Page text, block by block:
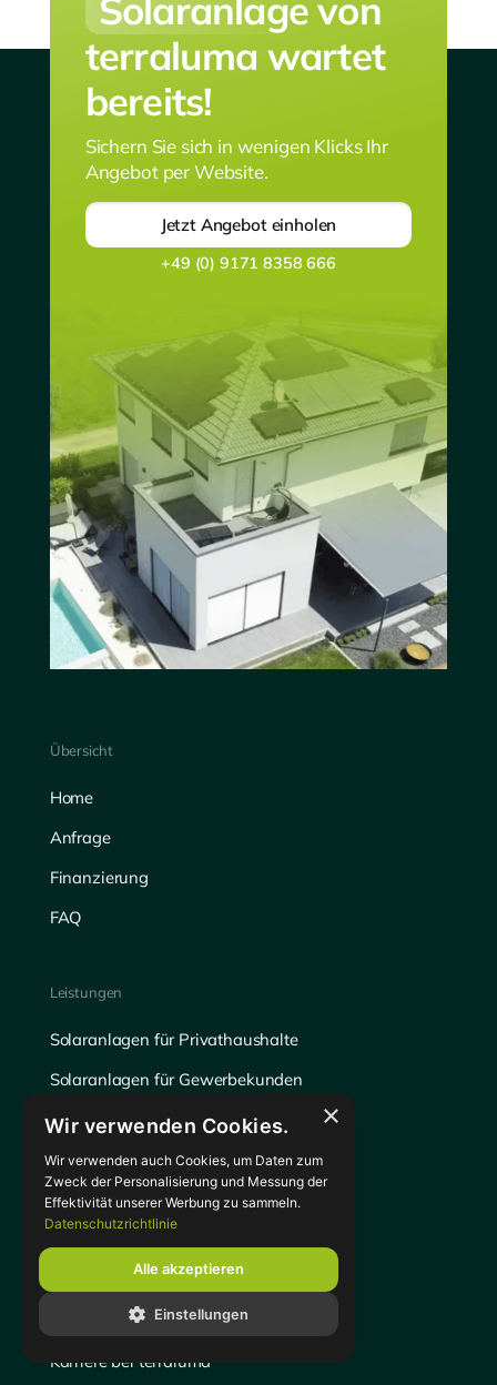
terraluma wartet
bereits!
Sichern Sie sich in wenigen Klicks Ihr
Angebot per Website.
Jetzt Angebot einholen
+49 (0) 9171 8358 666
Übersicht
Home
Anfrage
Finanzierung
FAQ
Leistungen
Solaranlagen für Privathaushalte
Solaranlagen für Gewerbekunden
Wärmepumpen
Elektrotechnik
Referenzen
Über terraluma
Karriere bei terraluma
×
Wir verwenden Cookies.
Wir verwenden auch Cookies, um Daten zum
Zweck der Personalisierung und Messung der
Effektivität unserer Werbung zu sammeln.
Datenschutzrichtlinie
Alle akzeptieren
Einstellungen